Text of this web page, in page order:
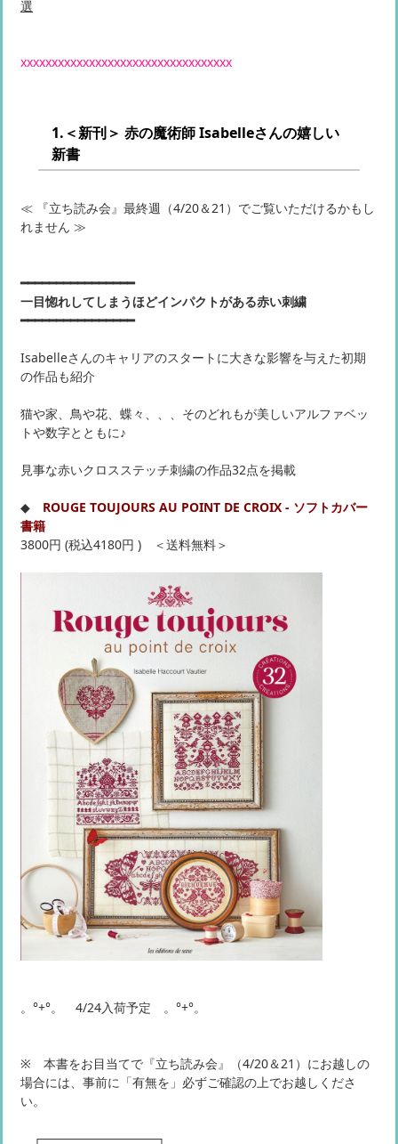
選
xxxxxxxxxxxxxxxxxxxxxxxxxxxxxxxxxx
1.＜新刊＞ 赤の魔術師 Isabelleさんの嬉しい
新書
≪ 『立ち読み会』最終週（4/20＆21）でご覧いただけるかもし
れません ≫
━━━━━━━━━━━━━━━━
一目惚れしてしまうほどインパクトがある赤い刺繍
━━━━━━━━━━━━━━━━
Isabelleさんのキャリアのスタートに大きな影響を与えた初期
の作品も紹介
猫や家、鳥や花、蝶々、、、そのどれもが美しいアルファベッ
トや数字とともに♪
見事な赤いクロスステッチ刺繍の作品32点を掲載
◆ ROUGE TOUJOURS AU POINT DE CROIX - ソフトカバー
書籍
3800円 (税込4180円 ) ＜送料無料＞
。°+°。 4/24入荷予定 。°+°。
※ 本書をお目当てで『立ち読み会』（4/20＆21）にお越しの
場合には、事前に「有無を」必ずご確認の上でお越しくださ
い。
┌─────────────┐